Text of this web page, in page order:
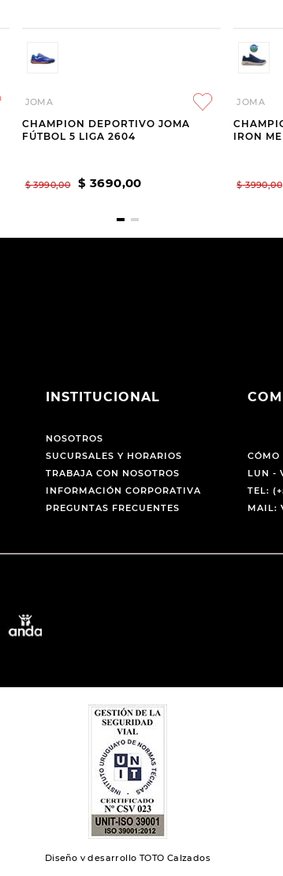
JOMA
CHAMPION DEPORTIVO JOMA
FÚTBOL 5 LIGA 2604
$ 3990,00 $ 3690,00
JOMA
IRON
$ 3990,00
INSTITUCIONAL
NOSOTROS
SUCURSALES Y HORARIOS
TRABAJA CON NOSOTROS
INFORMACIÓN CORPORATIVA
PREGUNTAS FRECUENTES
CÓMO
LUN -
TEL:
MAIL:
Diseño y desarrollo TOTO Calzados